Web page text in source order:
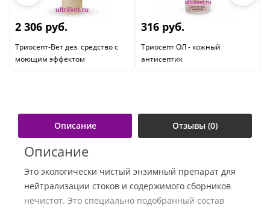
2 306 руб.
Триосепт-Вет дез. средство с
моющим эффектом
316 руб.
Триосепт ОЛ - кожный
антисептик
Описание Отзывы (0)
Описание
Это экологически чистый энзимный препарат для
нейтрализации стоков и содержимого сборников
нечистот. Это специально подобранный состав